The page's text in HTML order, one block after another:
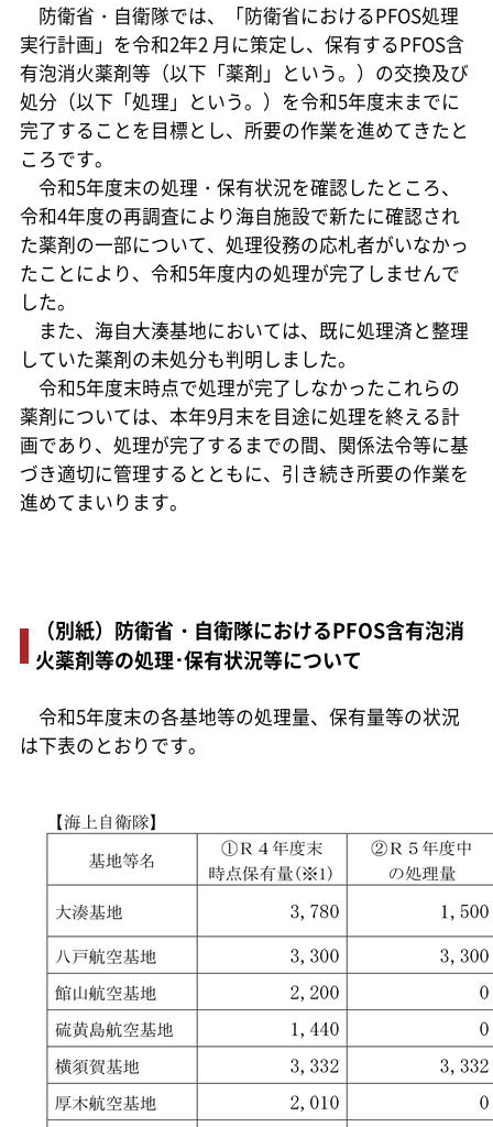
防衛省・自衛隊では、「防衛省におけるPFOS処理
実行計画」を令和2年2 月に策定し、保有するPFOS含
有泡消火薬剤等（以下「薬剤」という。）の交換及び
処分（以下「処理」という。）を令和5年度末までに
完了することを目標とし、所要の作業を進めてきたと
ころです。
令和5年度末の処理・保有状況を確認したところ、
令和4年度の再調査により海自施設で新たに確認され
た薬剤の一部について、処理役務の応札者がいなかっ
たことにより、令和5年度内の処理が完了しませんで
した。
また、海自大湊基地においては、既に処理済と整理
していた薬剤の未処分も判明しました。
令和5年度末時点で処理が完了しなかったこれらの
薬剤については、本年9月末を目途に処理を終える計
画であり、処理が完了するまでの間、関係法令等に基
づき適切に管理するとともに、引き続き所要の作業を
進めてまいります。
（別紙）防衛省・自衛隊におけるPFOS含有泡消
火薬剤等の処理･保有状況等について
令和5年度末の各基地等の処理量、保有量等の状況
は下表のとおりです。